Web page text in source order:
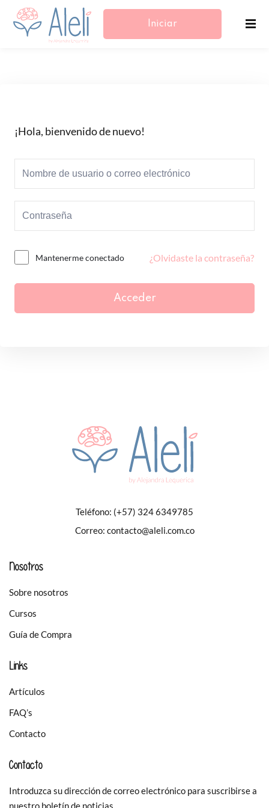
Iniciar
¡Hola, bienvenido de nuevo!
Mantenerme conectado ¿Olvidaste la contraseña?
Acceder
Teléfono: (+57) 324 6349785
Correo: contacto@aleli.com.co
Nosotros
Sobre nosotros
Cursos
Guía de Compra
Links
Artículos
FAQ’s
Contacto
Contacto
Introduzca su dirección de correo electrónico para suscribirse a
nuestro boletín de noticias